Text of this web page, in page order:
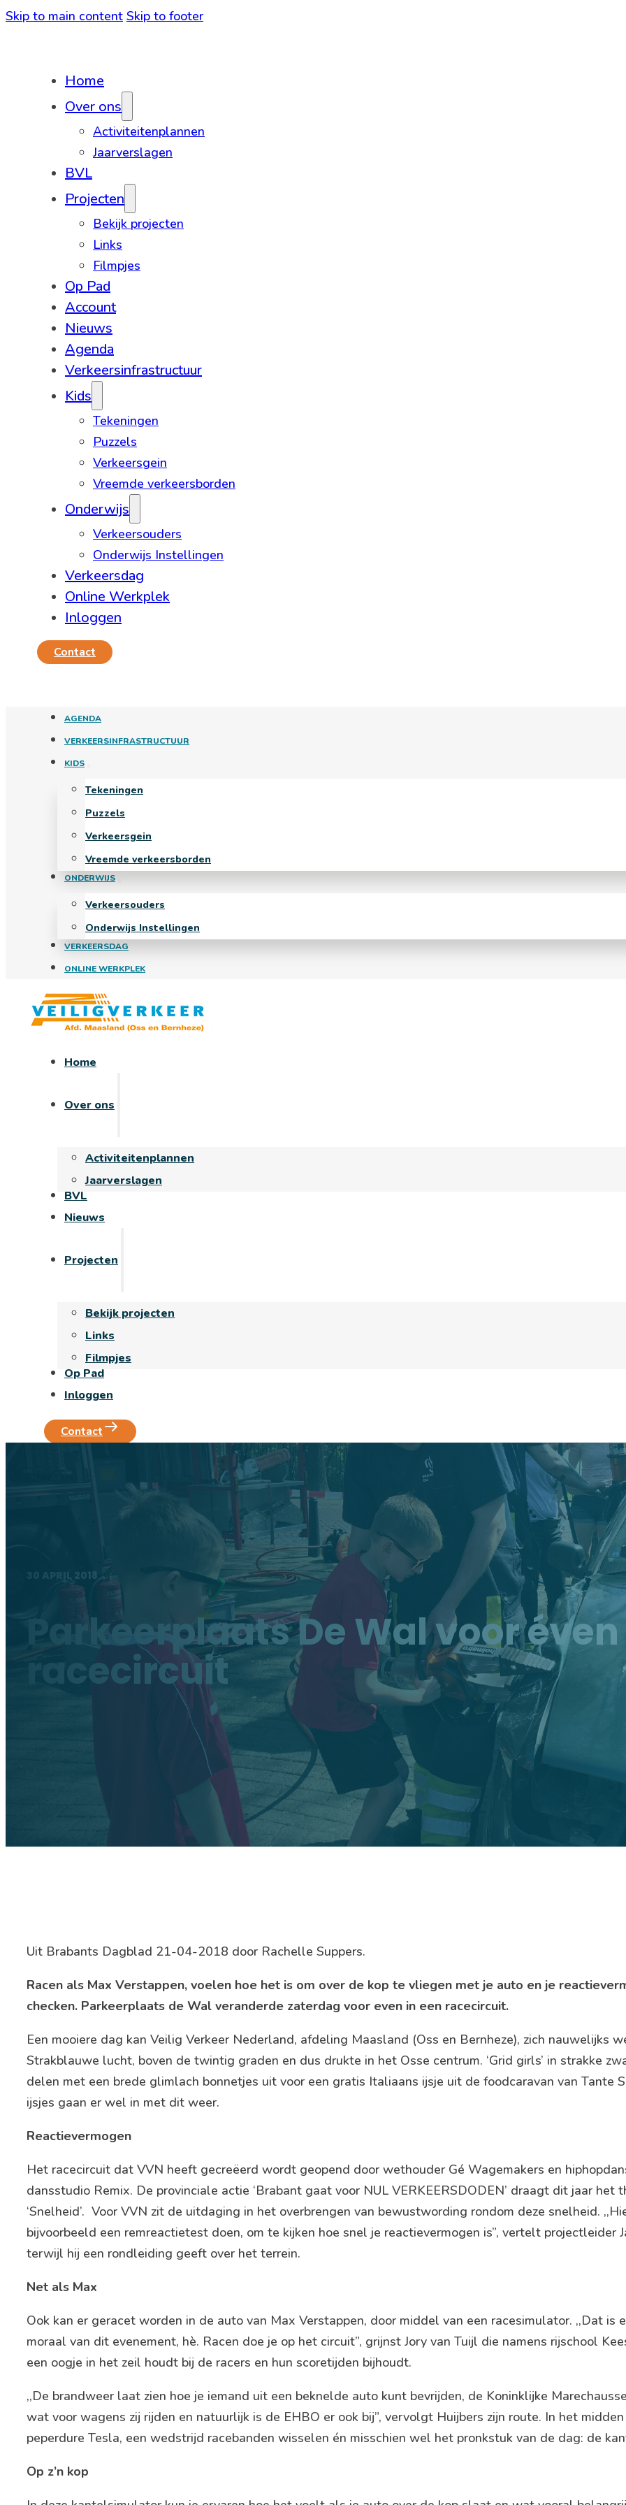
Skip to main content Skip to footer
Home
Over ons
Activiteitenplannen
Jaarverslagen
BVL
Projecten
Bekijk projecten
Links
Filmpjes
Op Pad
Account
Nieuws
Agenda
Verkeersinfrastructuur
Kids
Tekeningen
Puzzels
Verkeersgein
Vreemde verkeersborden
Onderwijs
Verkeersouders
Onderwijs Instellingen
Verkeersdag
Online Werkplek
Inloggen
Contact
AGENDA
VERKEERSINFRASTRUCTUUR
KIDS
Tekeningen
Puzzels
Verkeersgein
Vreemde verkeersborden
ONDERWIJS
Verkeersouders
Onderwijs Instellingen
VERKEERSDAG
ONLINE WERKPLEK
Home
Over ons
Activiteitenplannen
Jaarverslagen
BVL
Nieuws
Projecten
Bekijk projecten
Links
Filmpjes
Op Pad
Inloggen
Contact
30 APRIL 2018
Parkeerplaats De Wal voor
racecircuit
Uit Brabants Dagblad 21-04-2018 door Rachelle Suppers.
Racen als Max Verstappen, voelen hoe het is om over de kop te vliegen met je auto en je
checken. Parkeerplaats de Wal veranderde zaterdag voor even in een racecircuit.
Een mooiere dag kan Veilig Verkeer Nederland, afdeling Maasland (Oss en Bernheze), zich nauwelijks
Strakblauwe lucht, boven de twintig graden en dus drukte in het Osse centrum. ‘Grid girls’ in strakke
delen met een brede glimlach bonnetjes uit voor een gratis Italiaans ijsje uit de foodcaravan van Tante
ijsjes gaan er wel in met dit weer.
Reactievermogen
Het racecircuit dat VVN heeft gecreëerd wordt geopend door wethouder Gé Wagemakers en
dansstudio Remix. De provinciale actie ‘Brabant gaat voor NUL VERKEERSDODEN’ draagt dit jaar het
‘Snelheid’. Voor VVN zit de uitdaging in het overbrengen van bewustwording rondom deze snelheid.
bijvoorbeeld een remreactietest doen, om te kijken hoe snel je reactievermogen is”, vertelt projectleider
terwijl hij een rondleiding geeft over het terrein.
Net als Max
Ook kan er geracet worden in de auto van Max Verstappen, door middel van een racesimulator. ,,Dat is
moraal van dit evenement, hè. Racen doe je op het circuit”, grijnst Jory van Tuijl die namens rijschool
een oogje in het zeil houdt bij de racers en hun scoretijden bijhoudt.
,,De brandweer laat zien hoe je iemand uit een beknelde auto kunt bevrijden, de Koninklijke
wat voor wagens zij rijden en natuurlijk is de EHBO er ook bij”, vervolgt Huijbers zijn route. In het
peperdure Tesla, een wedstrijd racebanden wisselen én misschien wel het pronkstuk van de dag: de
Op z’n kop